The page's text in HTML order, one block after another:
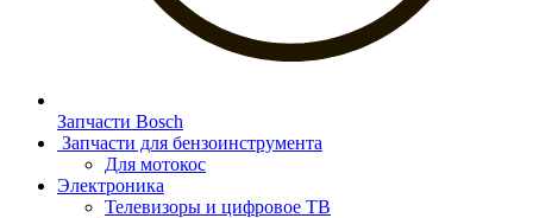
Запчасти Bosch
Запчасти для бензоинструмента
Для мотокос
Электроника
Телевизоры и цифровое ТВ